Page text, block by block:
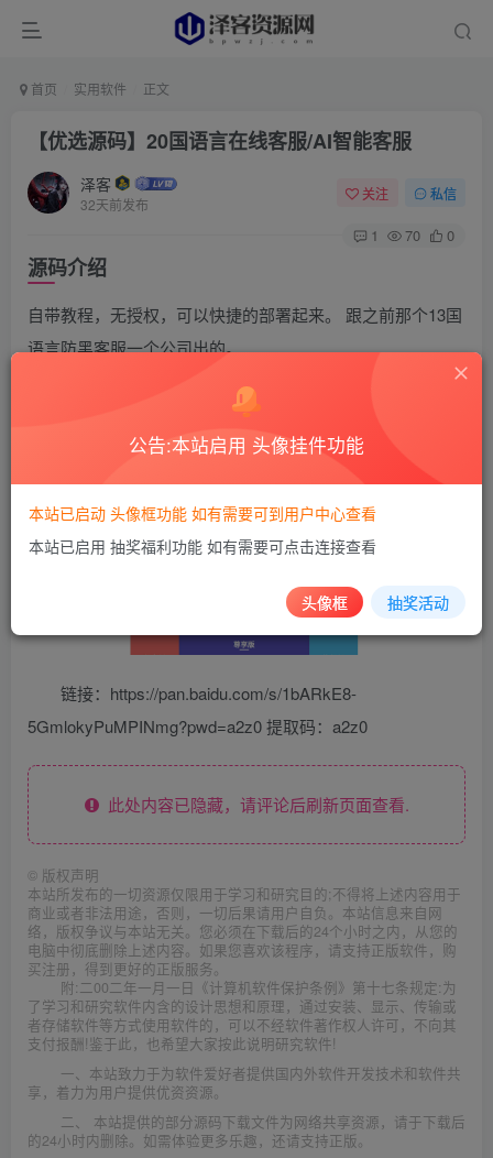
首页 实用软件 正文
【优选源码】20国语言在线客服/AI智能客服
泽客
32天前发布
关注 私信
1 70 0
源码介绍
自带教程，无授权，可以快捷的部署起来。 跟之前那个13国
语言防黑客服一个公司出的。
不过这个带前端注册了，想做在线客服业务的，这个算
链接：https://pan.baidu.com/s/1bARkE8-
5GmlokyPuMPINmg?pwd=a2z0 提取码：a2z0
此处内容已隐藏，请评论后刷新页面查看.
© 版权声明
本站所发布的一切资源仅限用于学习和研究目的;不得将上述内容用于
商业或者非法用途，否则，一切后果请用户自负。本站信息来自网
络，版权争议与本站无关。您必须在下载后的24个小时之内，从您的
电脑中彻底删除上述内容。如果您喜欢该程序，请支持正版软件，购
买注册，得到更好的正版服务。
附:二00二年一月一日《计算机软件保护条例》第十七条规定:为
了学习和研究软件内含的设计思想和原理，通过安装、显示、传输或
者存储软件等方式使用软件的，可以不经软件著作权人许可，不向其
支付报酬!鉴于此，也希望大家按此说明研究软件!
一、本站致力于为软件爱好者提供国内外软件开发技术和软件共
享，着力为用户提供优资资源。
二、 本站提供的部分源码下载文件为网络共享资源，请于下载后
的24小时内删除。如需体验更多乐趣，还请支持正版。
公告:本站启用 头像挂件功能
本站已启动 头像框功能 如有需要可到用户中心查看
本站已启用 抽奖福利功能 如有需要可点击连接查看
头像框 抽奖活动